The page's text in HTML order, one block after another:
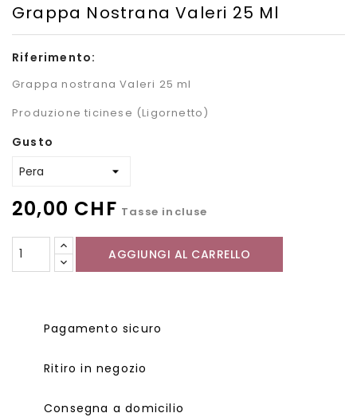
Grappa Nostrana Valeri 25 Ml
Riferimento:
Grappa nostrana Valeri 25 ml
Produzione ticinese (Ligornetto)
Gusto
20,00 CHF Tasse incluse
AGGIUNGI AL CARRELLO
Pagamento sicuro
Ritiro in negozio
Consegna a domicilio